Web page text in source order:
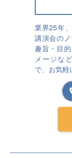
業界25年
講演会の
趣旨・目
メージな
で、お気軽